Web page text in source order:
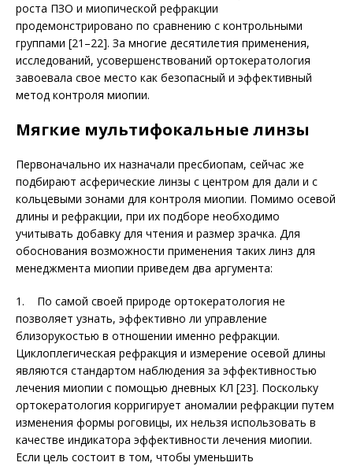
роста ПЗО и миопической рефракции
продемонстрировано по сравнению с кон­трольными
группами [21–22]. За многие десятилетия применения,
исследований, усовершенствований ортокератология
завоевала свое место как безопасный и эффективный
метод контроля миопии.
Мягкие мультифокальные линзы
Первоначально их назначали пресбиопам, сейчас же
подбирают асферические линзы с центром для дали и с
кольцевыми зонами для контроля миопии. Помимо осевой
длины и рефракции, при их подборе необходимо
учитывать добавку для чтения и размер зрачка. Для
обоснования возможности применения таких линз для
менеджмента миопии приведем два аргумента:
1. По самой своей природе ортокератология не
позволяет узнать, эффективно ли управление
близорукостью в отношении именно рефракции.
Циклоплегическая ре­фракция и измерение осевой длины
являются стандартом наблюдения за эффективностью
лечения миопии с помощью дневных КЛ [23]. Поскольку
ортокератология корригирует аномалии рефракции путем
изменения формы роговицы, их нельзя использовать в
качестве индикатора эффективности лечения миопии.
Если цель состоит в том, чтобы уменьшить